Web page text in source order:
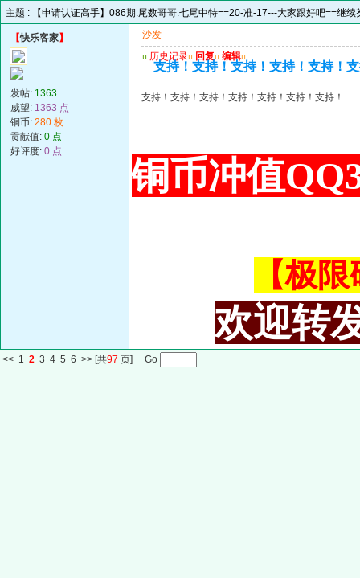
主题 : 【申请认证高手】086期.尾数哥哥.七尾中特==20-准-17---大家跟好吧==继续
【快乐客家】
发帖: 1363
威望: 1363 点
铜币: 280 枚
贡献值: 0 点
好评度: 0 点
沙发
u 历史记录u 回复u 编辑u
支持！支持！支持！支持！支持！
支持！支持！支持！支持！支持！支持！支持！
铜币冲值
【极
欢迎转
<< 1 2 3 4 5 6 >> [共97 页] Go